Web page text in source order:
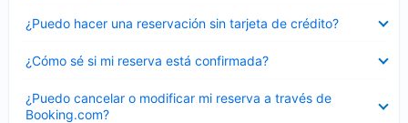
¿Puedo hacer una reservación sin tarjeta de crédito?
cerrado
¿Cómo sé si mi reserva está confirmada?
cerrado
¿Puedo cancelar o modificar mi reserva a través de
Booking.com?
cerrado